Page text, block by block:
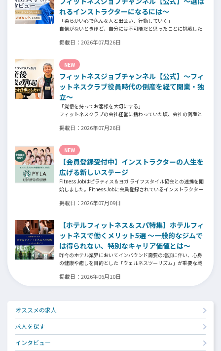
れるインストラクターになるには～
「柔らかい心で色んな人と出会い、行動していく」
自信がないときほど、自分には不可能だと思ったことに挑戦した
そんな風に自分だけでは思いつかないことを行動に移してきた結
貴子さん。選ばれるインストラクターになるために若松さんが取
られた行動とは？
掲載日： 2026年07月26日
NEW
フィットネスジョブチャンネル【公式】～フィ
ットネスクラブ役員時代の倒産を経て開業・独
立～
「覚悟を持ってお客様を大切にする」
フィットネスクラブの会社経営に携わっていた頃、会社の倒産と
図ったパーソナルジム「ファントレイン」代表近藤健祐さんにイ
フィットネスクラブのキャンペーンや違約金制度はお客様を大切
にする仕組みだろうか！？資金が底をつく恐怖と闘いながらもお
客様との絆を築き上げた秘訣とは？
掲載日： 2026年07月26日
NEW
【会員登録受付中】インストラクターの人生を
広げる新しいステージ
Fitness Jobはピラティス＆ヨガ ライフスタイル協会との連携を開
始しました。Fitness Jobに会員登録されているインストラクター
ートをしていきます。
掲載日： 2026年07月09日
【ホテルフィットネス＆スパ特集】ホテルフィ
ットネスで働くメリット5選 ～一般的なジムで
は得られない、特別なキャリア価値とは～
昨今のホテル業界においてインバウンド需要の増加に伴い、心身
の健康や癒しを目的とした「ウェルネスツーリズム」が重要な戦
ガインストラクター、ピラティス指導者、ストレッチトレーナ
ー、コンディショニングコーチ、ボクシングトレーナーなどの専門
掲載日： 2026年06月10日
オススメの求人
求人を探す
インタビュー